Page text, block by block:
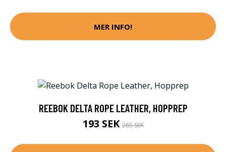
MER INFO!
REEBOK DELTA ROPE LEATHER, HOPPREP
193 SEK265 SEK